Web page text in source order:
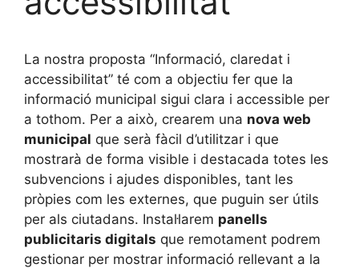
La nostra proposta “Informació, claredat i
accessibilitat” té com a objectiu fer que la
informació municipal sigui clara i accessible per
a tothom. Per a això, crearem una nova web
municipal que serà fàcil d’utilitzar i que
mostrarà de forma visible i destacada totes les
subvencions i ajudes disponibles, tant les
pròpies com les externes, que puguin ser útils
per als ciutadans. Instal·larem panells
publicitaris digitals que remotament podrem
gestionar per mostrar informació rellevant a la